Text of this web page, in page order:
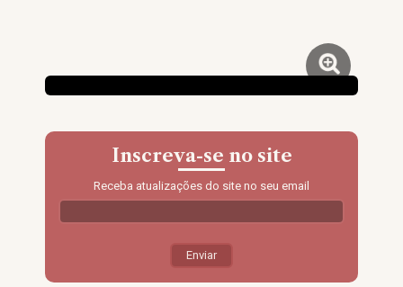
Inscreva-se no site
Receba atualizações do site no seu email